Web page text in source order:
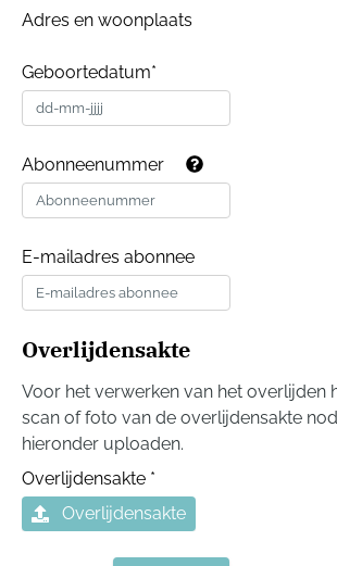
Adres en woonplaats
Geboortedatum*
Abonneenummer
E-mailadres abonnee
Overlijdensakte
Voor het verwerken van het overlijden
scan of foto van de overlijdensakte
hieronder uploaden.
Overlijdensakte *
Overlijdensakte